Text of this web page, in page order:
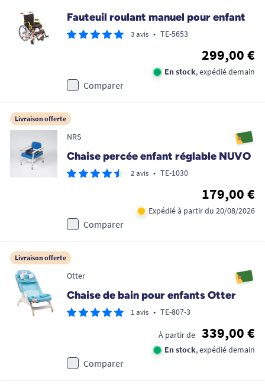
Fauteuil roulant manuel pour enfant
3 avis • TE-5653
299,00 €
En stock, expédié demain
Comparer
Livraison offerte
NRS
Chaise percée enfant réglable NUVO
2 avis • TE-1030
179,00 €
Expédié à partir du 20/08/2026
Comparer
Livraison offerte
Otter
Chaise de bain pour enfants Otter
1 avis • TE-807-3
À partir de 339,00 €
En stock, expédié demain
Comparer